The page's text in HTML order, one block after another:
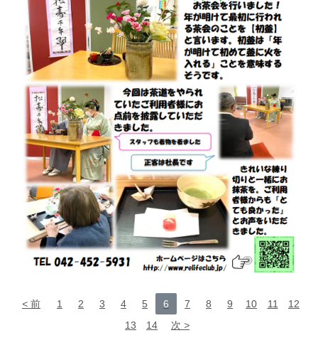
前 1 2 3 4 5 6 7 8 9 10 11
12
13
14 次